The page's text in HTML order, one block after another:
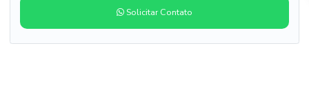
Solicitar Contato